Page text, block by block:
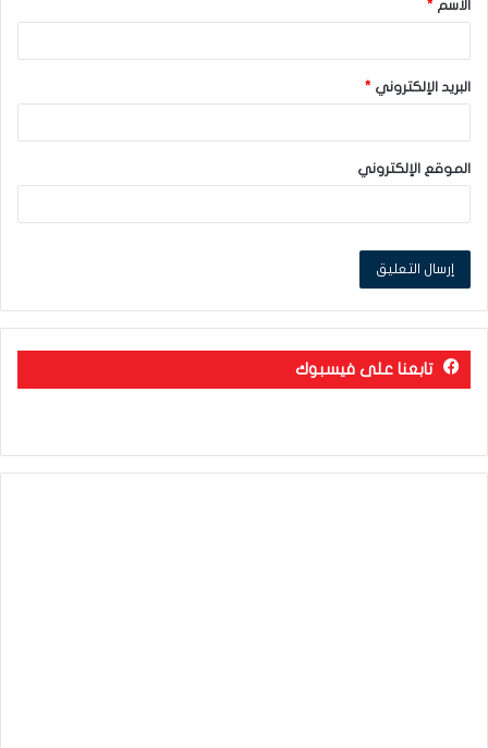
*الاسم *
البريد الإلكتروني *
الموقع الإلكتروني
تابعنا على فيسبوك